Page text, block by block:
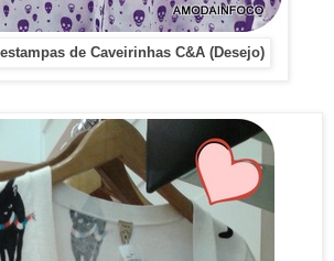
de Caveirinhas C&A (Desejo)